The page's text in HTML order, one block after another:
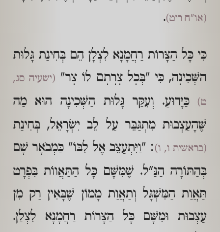
(או"ח ריט).
כִּי כָּל הַצָּרוֹת רַחֲמָנָא לִצְלָן הֵם בְּחִינַת גָּלוּת
הַשְּׁכִינָה, כִּי "בְּכָל צָרָתָם לוֹ צָר" (ישעיה סג,
ט)
כַּיָּדוּעַ. וְעִקַּר גָּלוּת הַשְּׁכִינָה הוּא מַה
שֶּׁהָעַצְבוּת מִתְגַּבֵּר עַל לֵב יִשְׂרָאֵל, בְּחִינַת
(בראשית ו, ו): "וַיִּתְעַצֵּב אֶל לִבּוֹ" כַּמְבֹאָר שָׁם
בְּהַתּוֹרָה הַנַּ"ל. שֶׁמִּשָּׁם כָּל הַתַּאֲווֹת בִּפְרָט
תַּאֲוַת הַמִּשְׁגָּל וְתַאֲוַת מָמוֹן שֶׁבָּאִין רַק מִן
עַצְבוּת וּמִשָּׁם כָּל הַצָּרוֹת רַחֲמָנָא לִצְלַן.